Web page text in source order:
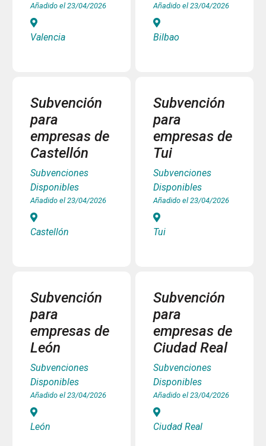
Añadido el 23/04/2026
Valencia
Añadido el 23/04/2026
Bilbao
Subvención
para
empresas de
Castellón
Subvenciones
Disponibles
Añadido el 23/04/2026
Castellón
Subvención
para
empresas de
Tui
Subvenciones
Disponibles
Añadido el 23/04/2026
Tui
Subvención
para
empresas de
León
Subvenciones
Disponibles
Añadido el 23/04/2026
León
Subvención
para
empresas de
Ciudad Real
Subvenciones
Disponibles
Añadido el 23/04/2026
Ciudad Real